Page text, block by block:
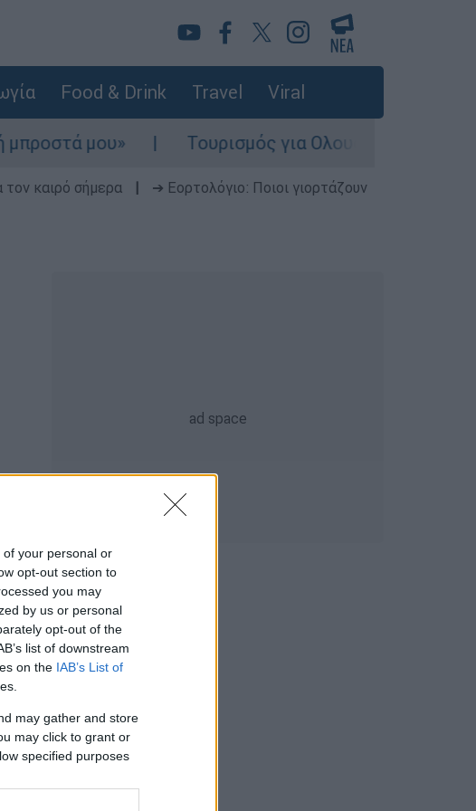
your personal or
opt-out section to
you may
by us or personal
opt-out of the
list of downstream
on the IAB’s List of
may gather and store
may click to grant or
specified purposes
Food & Drink Travel Viral
μου» Τουρισμός για Ολους 2026-2027: Τα
καιρό σήμερα
➔ Εορτολόγιο: Ποιοι γιορτάζουν